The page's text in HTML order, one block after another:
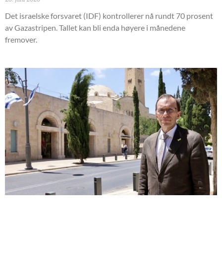
Det israelske forsvaret (IDF) kontrollerer nå rundt 70 prosent
av Gazastripen. Tallet kan bli enda høyere i månedene
fremover.